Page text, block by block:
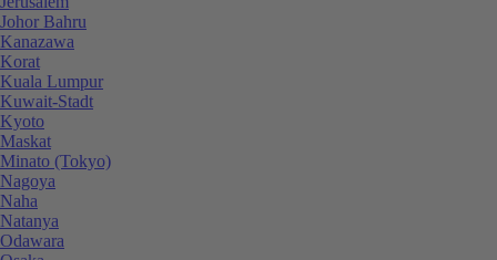
Johor Bahru
Kanazawa
Korat
Kuala Lumpur
Kuwait-Stadt
Kyoto
Maskat
Minato (Tokyo)
Nagoya
Naha
Natanya
Odawara